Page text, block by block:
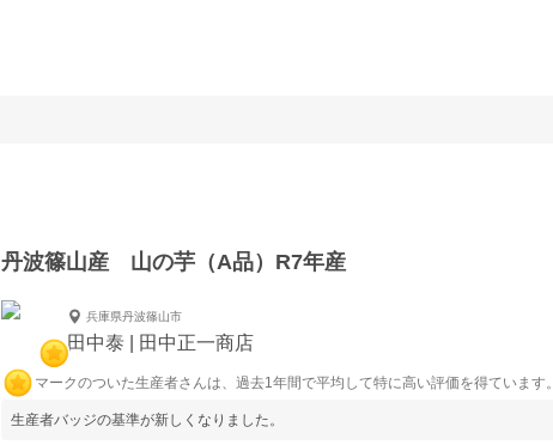
丹波篠山産 山の芋（A品）R7年産
兵庫県丹波篠山市
田中泰 | 田中正一商店
マークのついた生産者さんは、過去1年間で平均して特に高い評価を得ています。
生産者バッジの基準が新しくなりました。